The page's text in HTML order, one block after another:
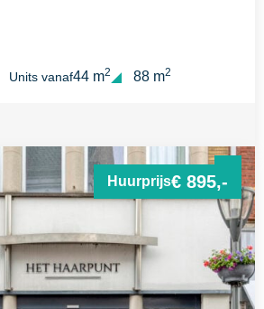
Units vanaf44 m2 88 m2
Huurprijs€ 895,-